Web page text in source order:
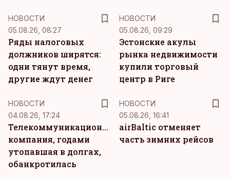
НОВОСТИ
05.08.26, 08:27
Ряды налоговых
должников ширятся:
одни тянут время,
другие ждут денег
НОВОСТИ
05.08.26, 09:29
Эстонские акулы
рынка недвижимости
купили торговый
центр в Риге
НОВОСТИ
04.08.26, 17:24
Телекоммуникационная
компания, годами
утопавшая в долгах,
обанкротилась
НОВОСТИ
05.08.26, 16:41
airBaltic отменяет
часть зимних рейсов